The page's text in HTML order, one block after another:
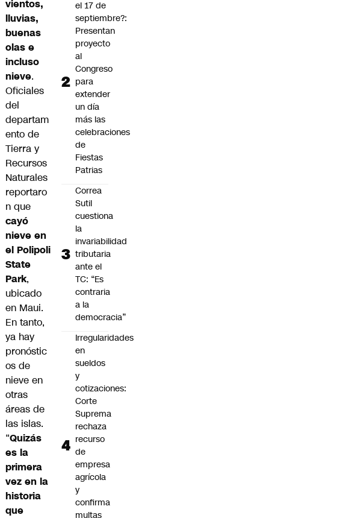
vientos,
lluvias,
buenas
olas e
incluso
nieve.
Oficiales
del
departam
ento de
Tierra y
Recursos
Naturales
reportaro
n que
cayó
nieve en
el Polipoli
State
Park,
ubicado
en Maui.
En tanto,
ya hay
pronóstic
os de
nieve en
otras
áreas de
las islas.
“Quizás
es la
primera
vez en la
historia
que
el 17 de
septiembre?:
Presentan
proyecto
al
Congreso
para
extender
un día
más las
celebraciones
de
Fiestas
Patrias
Correa
Sutil
cuestiona
la
invariabilidad
tributaria
ante el
TC: “Es
contraria
a la
democracia”
Irregularidades
en
sueldos
y
cotizaciones:
Corte
Suprema
rechaza
recurso
de
empresa
agrícola
y
confirma
multas